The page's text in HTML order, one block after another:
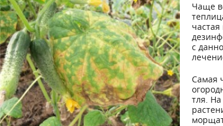
Чаще
с
Самая
тля.